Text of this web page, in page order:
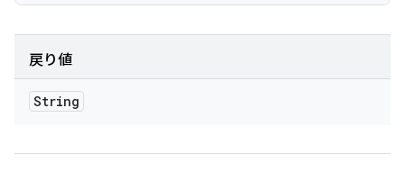
戻り値
String